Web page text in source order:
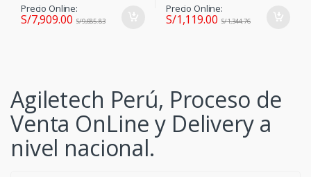
Precio Online:
S/7,909.00 S/9,685.83
Precio Online:
S/1,119.00 S/1,344.76
Agiletech Perú, Proceso de
Venta OnLine y Delivery a
nivel nacional.